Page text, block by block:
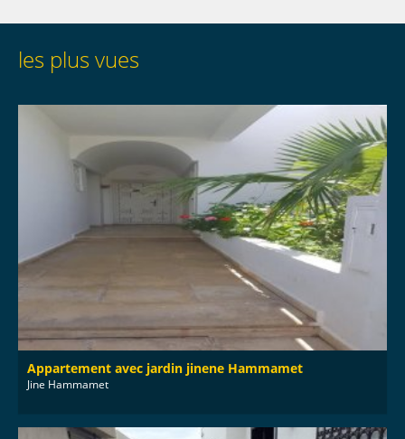
les plus vues
Appartement avec jardin jinene Hammamet
Jine Hammamet